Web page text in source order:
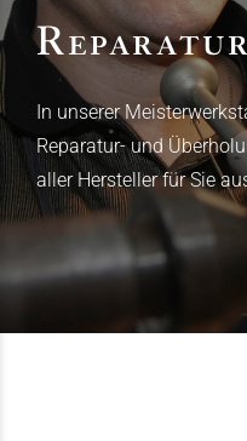
In unserer
Reparatur- und
aller Hersteller für Sie